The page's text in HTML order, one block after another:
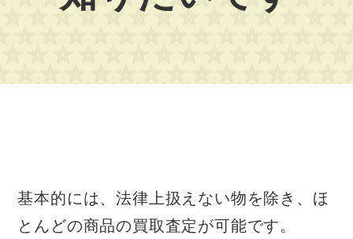
基本的には、法律上扱えない物を除き、ほ
とんどの商品の買取査定が可能です。